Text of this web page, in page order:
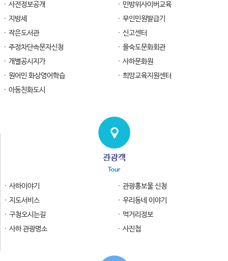
사전정보공개
민방위사이버교육
지방세
무인민원발급기
작은도서관
신고센터
주정차단속문자신청
을숙도문화회관
개별공시지가
사하문화원
원어민 화상영어학습
희망교육지원센터
아동친화도시
관광객
Tour
사하이야기
관광홍보물 신청
지도서비스
우리동네 이야기
구청오시는길
먹거리정보
사하 관광명소
사진첩